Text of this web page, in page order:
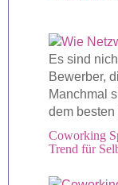
Es sind
Bewerber,
Manchmal
dem besten
Coworking
Trend für